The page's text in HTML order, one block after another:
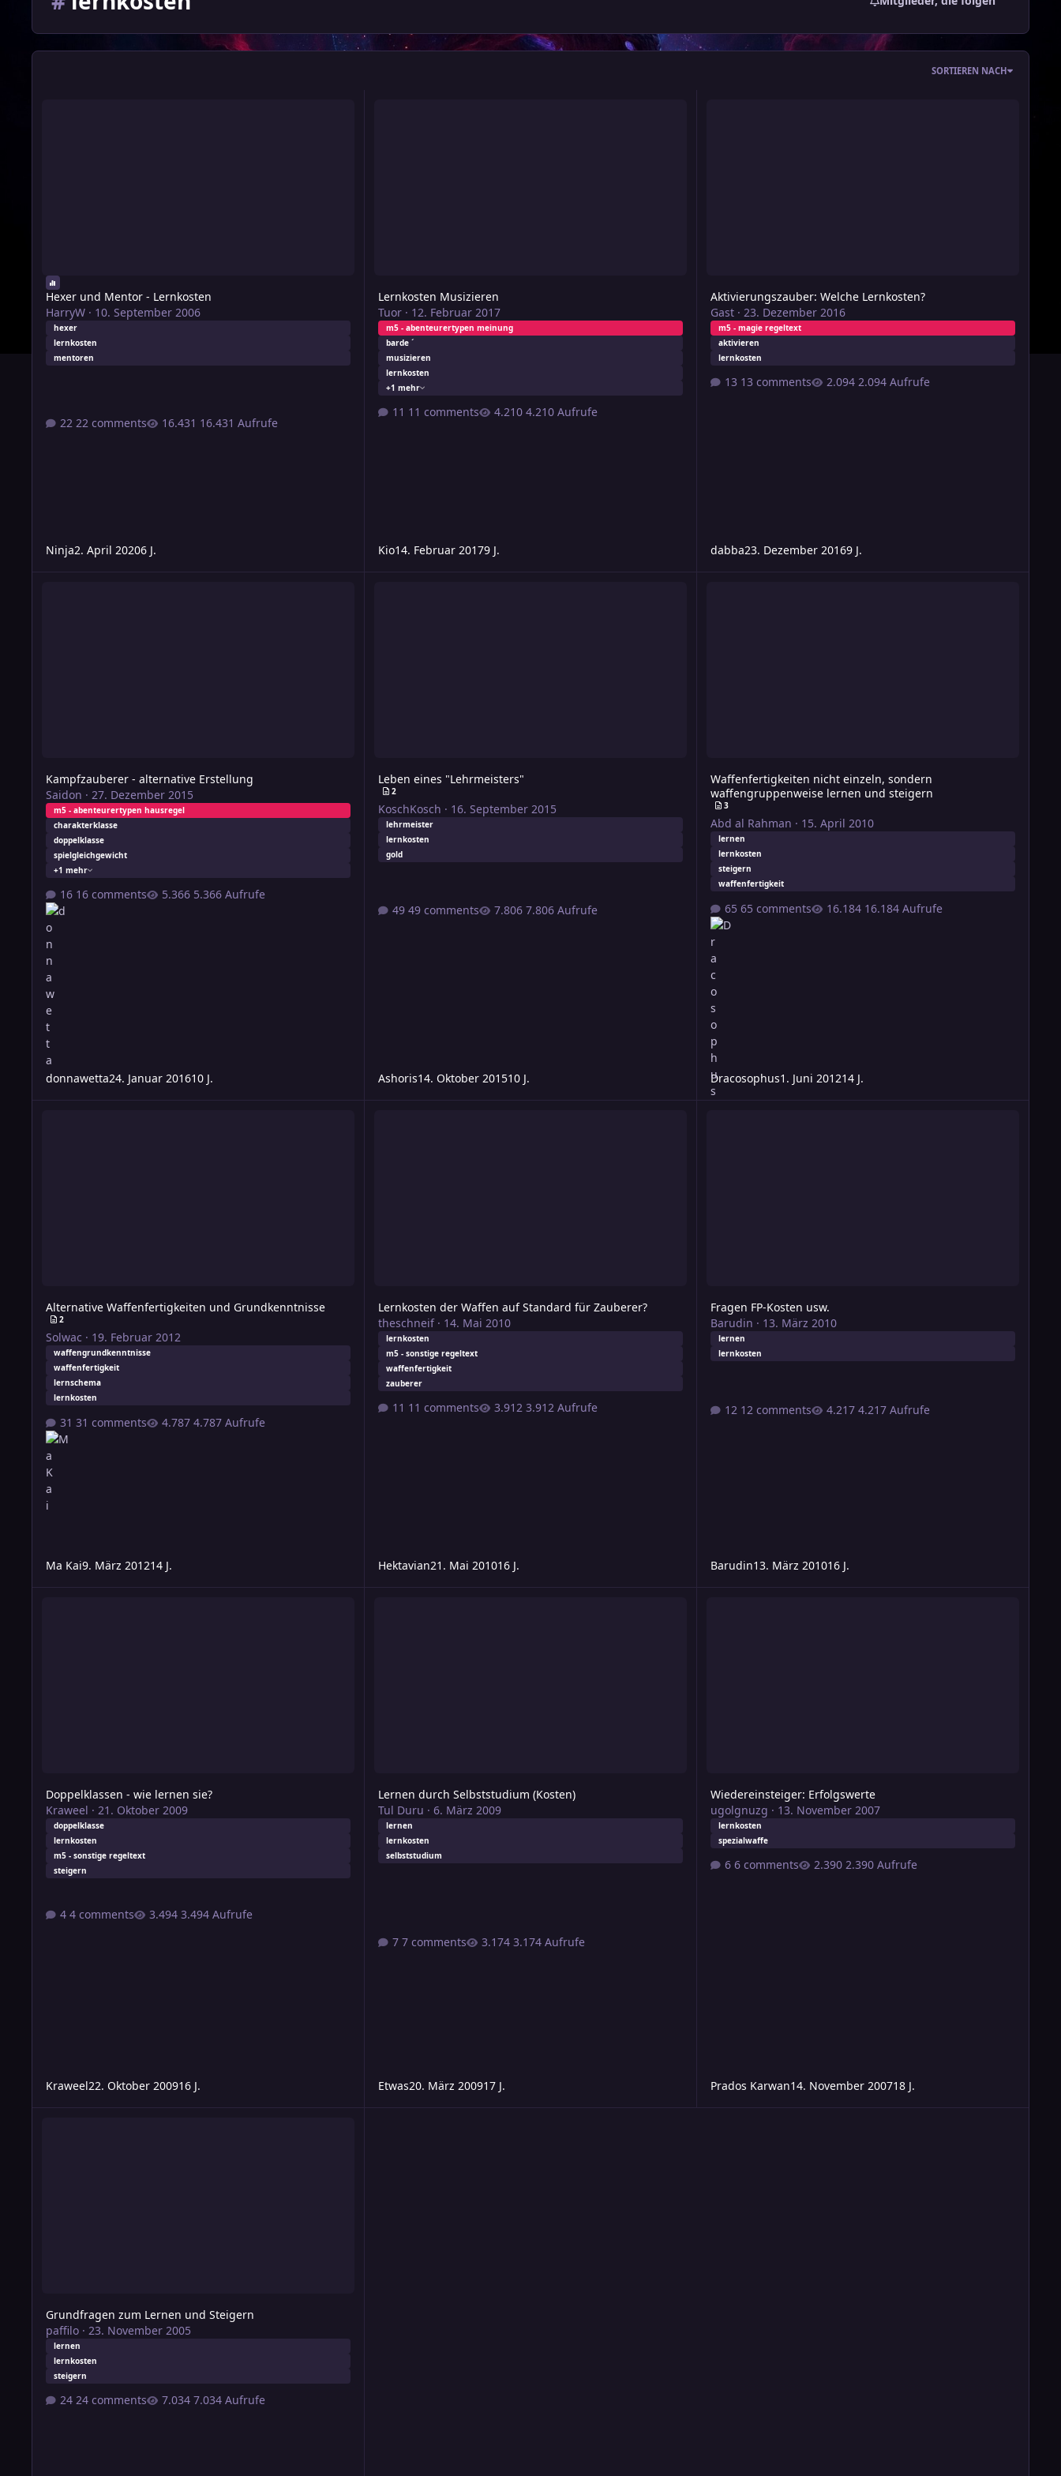
SORTIEREN NACH
Hexer und Mentor - Lernkosten
HarryW· 10. September 2006
hexer
lernkosten
mentoren
22 comments 16.431 Aufrufe
Ninja2. April 20206 J.
Lernkosten Musizieren
Tuor· 12. Februar 2017
m5 - abenteurertypen meinung
barde ´
musizieren
lernkosten
+1 mehr
11 comments 4.210 Aufrufe
Kio14. Februar 20179 J.
Aktivierungszauber: Welche Lernkosten?
Gast· 23. Dezember 2016
m5 - magie regeltext
aktivieren
lernkosten
13 comments 2.094 Aufrufe
dabba23. Dezember 20169 J.
Kampfzauberer - alternative Erstellung
Saidon · 27. Dezember 2015
m5 - abenteurertypen hausregel
charakterklasse
doppelklasse
spielgleichgewicht
+1 mehr
16 comments 5.366 Aufrufe
donnawetta24. Januar 201610 J.
Leben eines "Lehrmeisters"
2
KoschKosch · 16. September 2015
lehrmeister
lernkosten
gold
49 comments 7.806 Aufrufe
Ashoris14. Oktober 201510 J.
Waffenfertigkeiten nicht einzeln, sondern
waffengruppenweise lernen und steigern
3
Abd al Rahman · 15. April 2010
lernen
lernkosten
steigern
waffenfertigkeit
65 comments 16.184 Aufrufe
Dracosophus1. Juni 201214 J.
Alternative Waffenfertigkeiten und Grundkenntnisse
2
Solwac · 19. Februar 2012
waffengrundkenntnisse
waffenfertigkeit
lernschema
lernkosten
31 comments 4.787 Aufrufe
Ma Kai9. März 201214 J.
Lernkosten der Waffen auf Standard für Zauberer?
theschneif· 14. Mai 2010
lernkosten
m5 - sonstige regeltext
waffenfertigkeit
zauberer
11 comments 3.912 Aufrufe
Hektavian21. Mai 201016 J.
Fragen FP-Kosten usw.
Barudin · 13. März 2010
lernen
lernkosten
12 comments 4.217 Aufrufe
Barudin13. März 201016 J.
Doppelklassen - wie lernen sie?
Kraweel · 21. Oktober 2009
doppelklasse
lernkosten
m5 - sonstige regeltext
steigern
4 comments 3.494 Aufrufe
Kraweel22. Oktober 200916 J.
Lernen durch Selbststudium (Kosten)
Tul Duru · 6. März 2009
lernen
lernkosten
selbststudium
7 comments 3.174 Aufrufe
Etwas20. März 200917 J.
Wiedereinsteiger: Erfolgswerte
ugolgnuzg · 13. November 2007
lernkosten
spezialwaffe
6 comments 2.390 Aufrufe
Prados Karwan14. November 200718 J.
Grundfragen zum Lernen und Steigern
paffilo· 23. November 2005
lernen
lernkosten
steigern
24 comments 7.034 Aufrufe